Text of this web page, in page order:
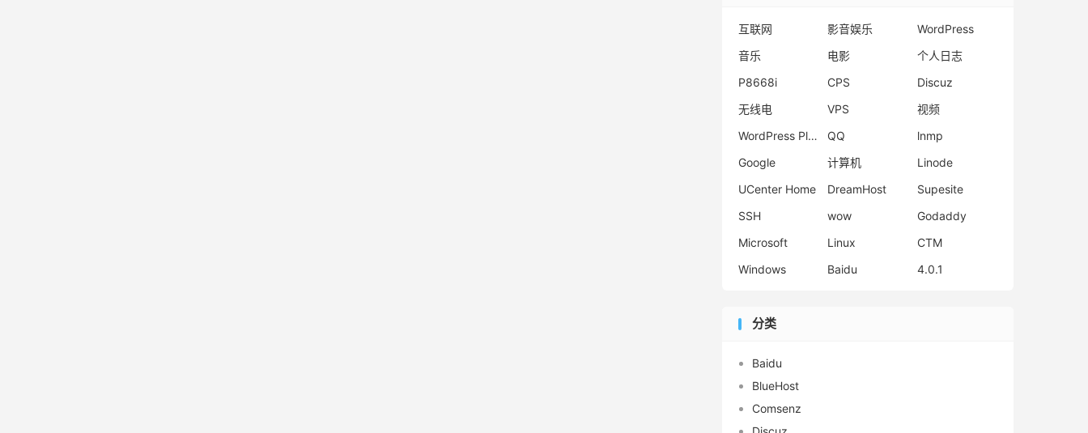
互联网 影音娱乐
WordPress
音乐
电影
个人日志
P8668i
CPS
Discuz
无线电
VPS
视频
WordPress Plugins
QQ
lnmp
Google
计算机
Linode
UCenter Home
DreamHost
Supesite
SSH
wow
Godaddy
Microsoft
Linux
CTM
Windows
Baidu 4.0.1
分类
Baidu
BlueHost
Comsenz